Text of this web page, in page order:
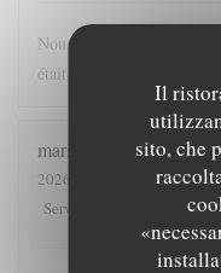
Il
sito, che
Nous avons passé un très
était très bon.
marie
2026-08-07
- 20:30 - Ospiti
Servizio
Atmosfera: